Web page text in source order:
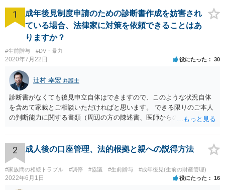
1
成年後見制度申請のための診断書作成を妨害され
ている場合、法律家に対策を依頼できることはあ
りますか？
#生前贈与 #DV・暴力
2020年7月22日 役にたった 30
辻村 幸宏 弁護士
診断書がなくても後見申立自体はできますので、このような状況自体
を含めて家裁とご相談いただければと思います。 できる限りのご本人
の判断能力に関する書類（周辺の方の陳述書、医師からの聴取書等）
をしていただければそこから先は進むのではないかと存じます。 ま
た、Aさんの意向を酌みすぎるあまりに後見申立ができない状況にして
いる施設の問題もありますので、当該地域の地域包括支援センターに
ご相談されるのもひとつの方法です。
2 成人後の口座管理、法的根拠と親への説得方法
#家族間の相続トラブル #調停 #協議 #生前贈与 #成年後見(生前の財産管理)
2022年6月1日 役にたった 16